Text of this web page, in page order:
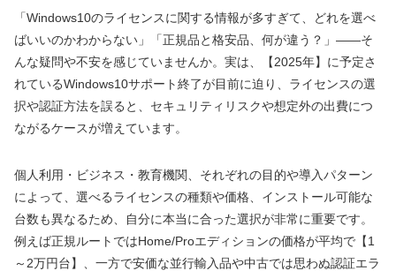
「Windows10のライセンスに関する情報が多すぎて、どれを選べ
ばいいのかわからない」「正規品と格安品、何が違う？」――そ
んな疑問や不安を感じていませんか。実は、【2025年】に予定さ
れているWindows10サポート終了が目前に迫り、ライセンスの選
択や認証方法を誤ると、セキュリティリスクや想定外の出費につ
ながるケースが増えています。
個人利用・ビジネス・教育機関、それぞれの目的や導入パターン
によって、選べるライセンスの種類や価格、インストール可能な
台数も異なるため、自分に本当に合った選択が非常に重要です。
例えば正規ルートではHome/Proエディションの価格が平均で【1
～2万円台】、一方で安価な並行輸入品や中古では思わぬ認証エラ